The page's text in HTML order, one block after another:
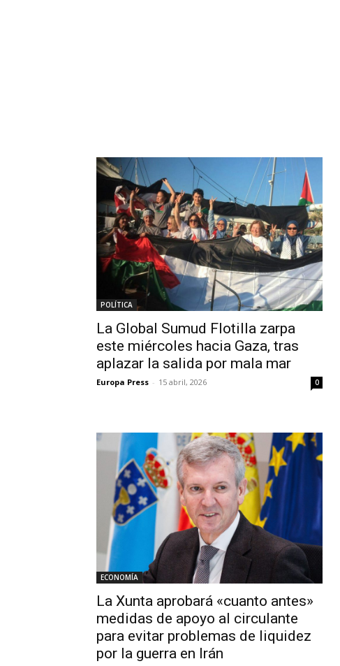
POLÍTICA
La Global Sumud Flotilla zarpa
este miércoles hacia Gaza, tras
aplazar la salida por mala mar
Europa Press - 15 abril, 2026 0
ECONOMÍA
La Xunta aprobará «cuanto antes»
medidas de apoyo al circulante
para evitar problemas de liquidez
por la guerra en Irán